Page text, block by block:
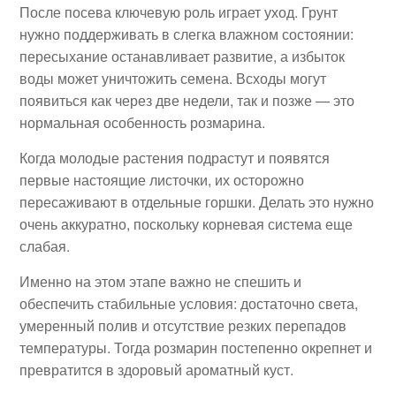
После посева ключевую роль играет уход. Грунт
нужно поддерживать в слегка влажном состоянии:
пересыхание останавливает развитие, а избыток
воды может уничтожить семена. Всходы могут
появиться как через две недели, так и позже — это
нормальная особенность розмарина.
Когда молодые растения подрастут и появятся
первые настоящие листочки, их осторожно
пересаживают в отдельные горшки. Делать это нужно
очень аккуратно, поскольку корневая система еще
слабая.
Именно на этом этапе важно не спешить и
обеспечить стабильные условия: достаточно света,
умеренный полив и отсутствие резких перепадов
температуры. Тогда розмарин постепенно окрепнет и
превратится в здоровый ароматный куст.